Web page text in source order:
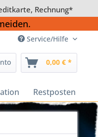
Rechnung*
Service/Hilfe
0,00 € *
Restposten